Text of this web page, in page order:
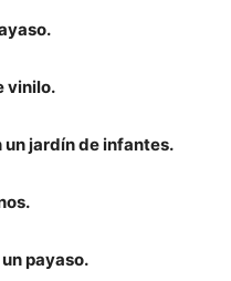
vinilo.
un jardín de infantes.
payaso.